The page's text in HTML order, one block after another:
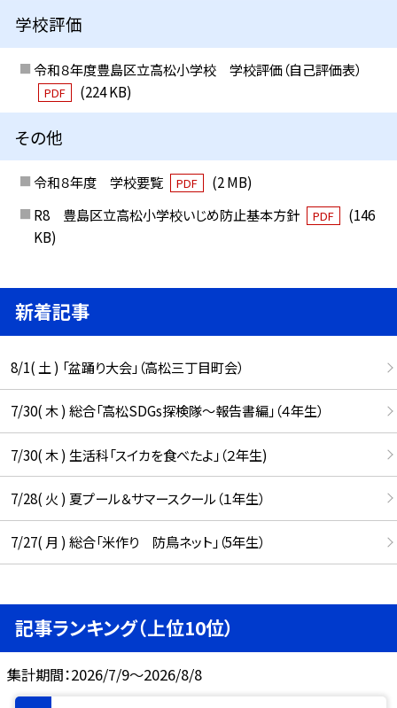
学校評価
令和８年度豊島区立高松小学校 学校評価（自己評価表）
PDF (224 KB)
その他
令和８年度 学校要覧 PDF
(2 MB)
R8 豊島区立高松小学校いじめ防止基本方針
PDF
(146
KB)
新着記事
8/1( 土 ) 「盆踊り大会」（高松三丁目町会）
7/30( 木 ) 総合「高松SDGs探検隊〜報告書編」（４年生）
7/30( 木 ) 生活科「スイカを食べたよ」（２年生)
7/28( 火 ) 夏プール＆サマースクール（１年生）
7/27( 月 ) 総合「米作り 防鳥ネット」（5年生）
記事ランキング（上位10位）
集計期間：2026/7/9～2026/8/8